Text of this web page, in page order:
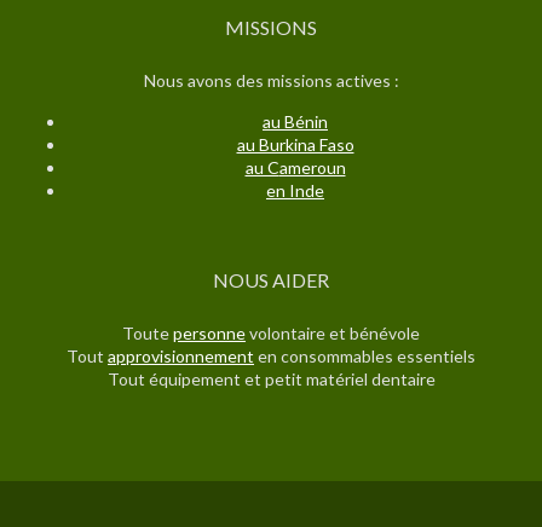
MISSIONS
Nous avons des missions actives :
au Bénin
au Burkina Faso
au Cameroun
en Inde
NOUS AIDER
Toutepersonnevolontaire et bénévole
Tout approvisionnement en consommables essentiels
Tout équipement et petit matériel dentaire